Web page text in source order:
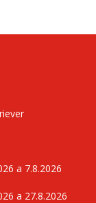
a 7.8.2026
a 27.8.2026